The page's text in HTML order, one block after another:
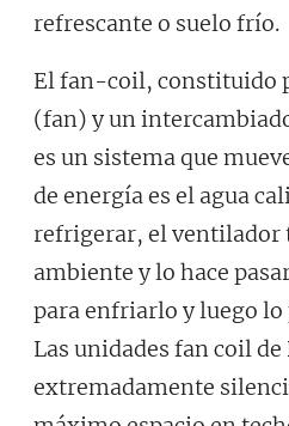
refrescante o suelo frío.
El fan-coil, constituido
(fan) y un
es un sistema que
de energía es el agua
refrigerar, el ventilador
ambiente y lo hace
para enfriarlo y luego
Las unidades fan coil
extremadamente